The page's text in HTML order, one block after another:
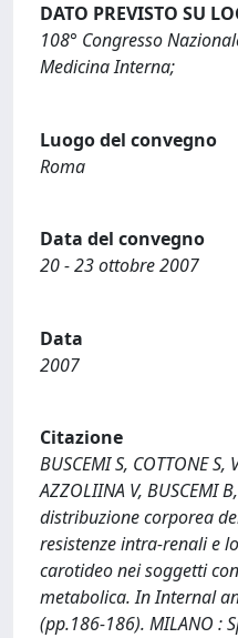
DATO PREVISTO SU
108° Congresso
Medicina Interna;
Luogo del convegno
Roma
Data del convegno
20 - 23 ottobre 2007
Data
2007
Citazione
BUSCEMI S, COTTONE S,
AZZOLIINA V, BUSCEMI
distribuzione corporea
resistenze intra-renali e
carotideo nei soggetti
metabolica. In Internal
(pp.186-186). MILANO :